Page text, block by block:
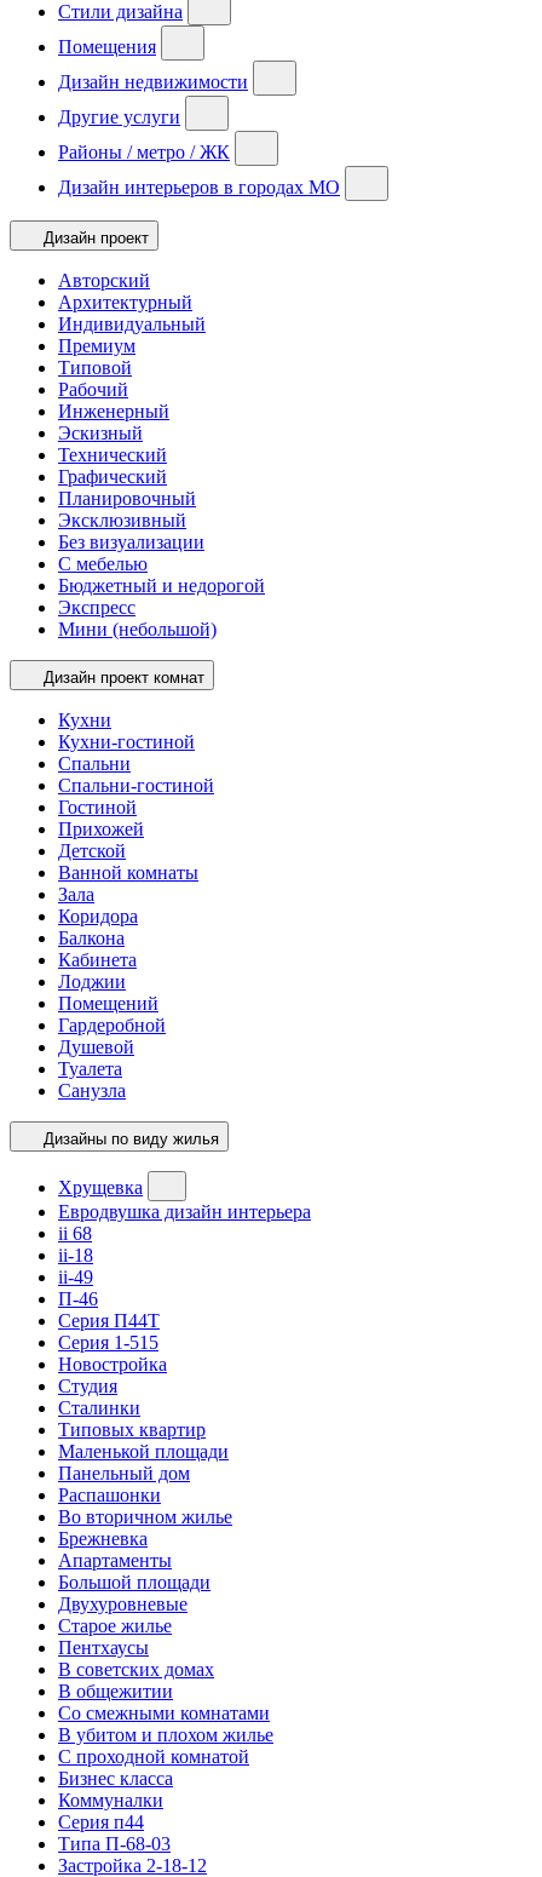
Стили дизайна
Помещения
Дизайн недвижимости
Другие услуги
Районы / метро / ЖК
Дизайн интерьеров в городах МО
Дизайн проект
Авторский
Архитектурный
Индивидуальный
Премиум
Типовой
Рабочий
Инженерный
Эскизный
Технический
Графический
Планировочный
Эксклюзивный
Без визуализации
С мебелью
Бюджетный и недорогой
Экспресс
Мини (небольшой)
Дизайн проект комнат
Кухни
Кухни-гостиной
Спальни
Спальни-гостиной
Гостиной
Прихожей
Детской
Ванной комнаты
Зала
Коридора
Балкона
Кабинета
Лоджии
Помещений
Гардеробной
Душевой
Туалета
Санузла
Дизайны по виду жилья
Хрущевка
Евродвушка дизайн интерьера
ii 68
ii-18
ii-49
П-46
Серия П44Т
Серия 1-515
Новостройка
Студия
Сталинки
Типовых квартир
Маленькой площади
Панельный дом
Распашонки
Во вторичном жилье
Брежневка
Апартаменты
Большой площади
Двухуровневые
Старое жилье
Пентхаусы
В советских домах
В общежитии
Со смежными комнатами
В убитом и плохом жилье
С проходной комнатой
Бизнес класса
Коммуналки
Серия п44
Типа П-68-03
Застройка 2-18-12